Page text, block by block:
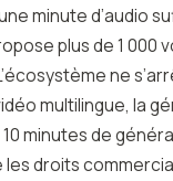
minute d’audio
plus de 1 000
ne
multilingue, la
minutes de
droits